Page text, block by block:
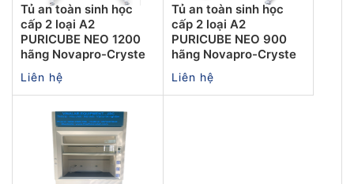
Tủ an toàn sinh học
cấp 2 loại A2
PURICUBE NEO 1200
hãng Novapro-Cryste
Liên hệ
Tủ an toàn sinh học
cấp 2 loại A2
PURICUBE NEO 900
hãng Novapro-Cryste
Liên hệ